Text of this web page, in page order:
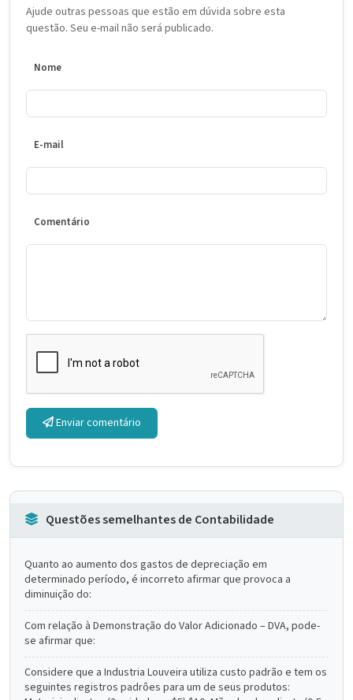
Ajude outras pessoas que estão em dúvida sobre esta
questão. Seu e-mail não será publicado.
Nome
E-mail
Comentário
Enviar comentário
Questões semelhantes de Contabilidade
Quanto ao aumento dos gastos de depreciação em
determinado período, é incorreto afirmar que provoca a
diminuição do:
Com relação à Demonstração do Valor Adicionado – DVA, pode-
se afirmar que:
Considere que a Industria Louveira utiliza custo padrão e tem os
seguintes registros padrôes para um de seus produtos: